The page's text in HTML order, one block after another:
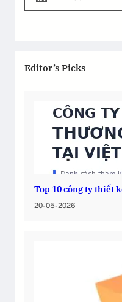
Editor’s Picks
Top 10 công ty thiết
20-05-2026